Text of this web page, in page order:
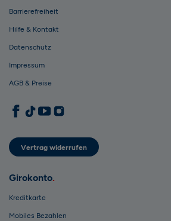
Barrierefreiheit
Hilfe & Kontakt
Datenschutz
Impressum
AGB & Preise
1822direkt auf Facebook
1822direkt auf TikTok
1822direkt auf YouTube
1822direkt auf Instagram
Vertrag widerrufen
Girokonto
Kreditkarte
Mobiles Bezahlen